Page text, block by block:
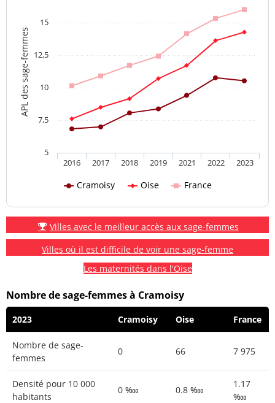
APL des sage-femmes
Cramoisy Oise France
2016 2017 2018 2019 2021 2022 2023
5
7,5
10
12,5
15
Villes avec le meilleur accès aux sage-femmes
Villes où il est difficile de voir une sage-femme
Les maternités dans l'Oise
Nombre de sage-femmes à Cramoisy
2023 Cramoisy Oise France
Nombre de sage-
femmes
0 66 7 975
Densité pour 10 000
habitants
0 ‱ 0.8 ‱
1.17
‱